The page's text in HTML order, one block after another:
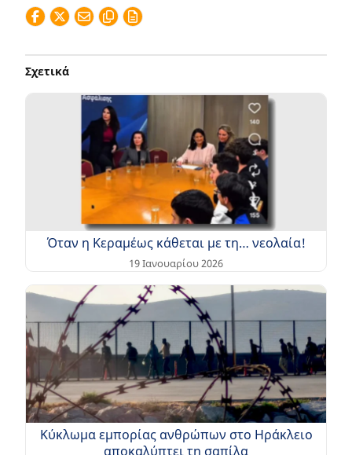
Σχετικά
Όταν η Κεραμέως κάθεται με τη… νεολαία!
19 Ιανουαρίου 2026
Κύκλωμα εμπορίας ανθρώπων στο Ηράκλειο
αποκαλύπτει τη σαπίλα